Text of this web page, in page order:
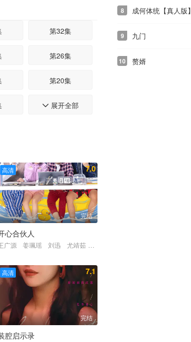
第02集
第32集
第26集
第20集
第14集
 展开全部
璠海璐 韩童生 吴彼 周翊然 向涵之 张博鑫
高清 7.0
完结
心合伙人
广源 姜珮瑶 刘迅 尤靖茹 Jingru You 李唯贺 冯秦川
高清 7.1
完结
腔启示录
8 成何体统【真人版】
9 九门
10 赘婿